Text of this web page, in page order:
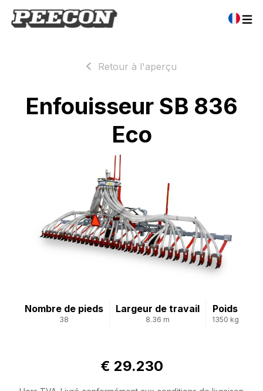
Retour à l'aperçu
Enfouisseur SB 836
Eco
Nombre de pieds
38
Largeur de travail
8.36 m
Poids
1350 kg
€ 29.230